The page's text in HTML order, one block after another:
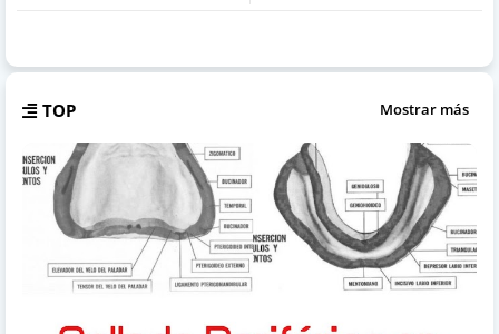
TOP Mostrar más